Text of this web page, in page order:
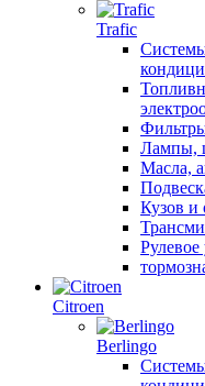
Trafic
Лампы,
Масла,
Кузов и
Рулевое
Citroen
Berlingo